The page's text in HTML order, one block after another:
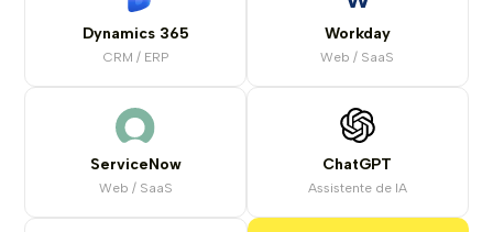
Dynamics 365
CRM / ERP
Workday
Web / SaaS
ServiceNow
Web / SaaS
ChatGPT
Assistente de IA